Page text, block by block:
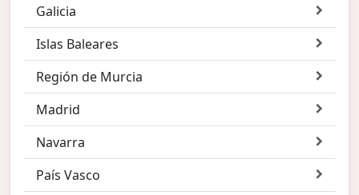
Galicia
Islas Baleares
Región de Murcia
Madrid
Navarra
País Vasco